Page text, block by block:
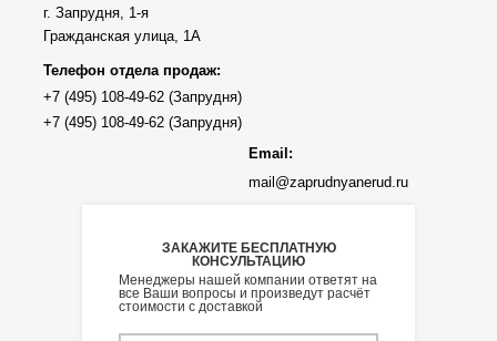
г. Запрудня, 1-я
Гражданская улица, 1А
Телефон отдела продаж:
Email:
mail@zaprudnyanerud.ru
ЗАКАЖИТЕ БЕСПЛАТНУЮ
КОНСУЛЬТАЦИЮ
Менеджеры нашей компании ответят на
все Ваши вопросы и произведут расчёт
стоимости с доставкой